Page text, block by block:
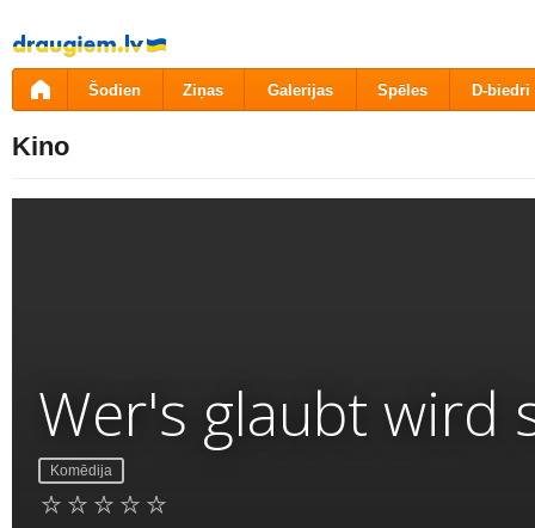
Pāriet
uz
saturu
Šodien Ziņas Galerijas Spēles D-biedri
Kino
Wer's glaubt wird
Komēdija